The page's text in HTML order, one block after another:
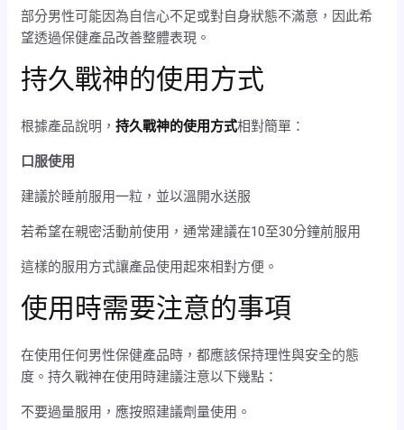
部分男性可能因為自信心不足或對自身狀態不滿意，因此希
望透過保健產品改善整體表現。
持久戰神的使用方式
根據產品說明，持久戰神的使用方式相對簡單：
口服使用
建議於睡前服用一粒，並以溫開水送服
若希望在親密活動前使用，通常建議在10至30分鐘前服用
這樣的服用方式讓產品使用起來相對方便。
使用時需要注意的事項
在使用任何男性保健產品時，都應該保持理性與安全的態
度。持久戰神在使用時建議注意以下幾點：
不要過量服用，應按照建議劑量使用。